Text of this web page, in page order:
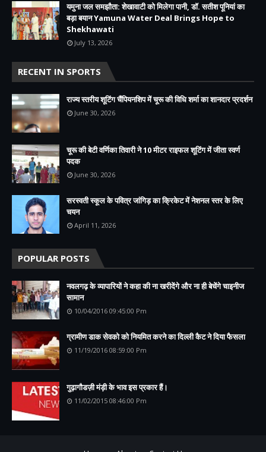
यमुना जल समझौता: शेखावाटी को मिलेगा पानी, डॉ. सतीश पूनियां का
बड़ा बयान Yamuna Water Deal Brings Hope to
Shekhawati
July 13, 2026
RECENT IN SPORTS
राज्य स्तरीय शूटिंग चैंपियनशिप में चूरू की विधि शर्मा का शानदार प्रदर्शन
June 30, 2026
चूरू की बेटी वर्णिका तिवारी ने 10 मीटर राइफल शूटिंग में जीता स्वर्ण
पदक
June 30, 2026
सरस्वती स्कूल के पवित्र जांगिड़ का क्रिकेट में नेशनल स्तर के लिए
चयन
April 11, 2026
POPULAR POSTS
नवलगढ़ के व्यापारियों ने कहा की ना खरीदेंगे और ना ही बेचेंगे चाइनीज
सामान
10/04/2016 09:45:00 Pm
ग्रामीण डाक सेवको को नियमित करने का दिल्ली कैट ने दिया फैसला
11/19/2016 08:59:00 Pm
गुढ़ागौडज़ी मंड़ी के भाव इस प्रकार हैं।
11/02/2015 08:46:00 Pm